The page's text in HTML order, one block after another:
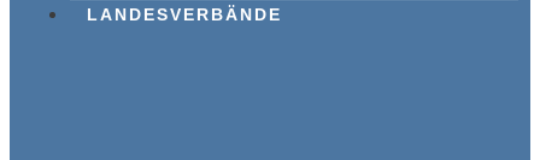
LANDESVERBÄNDE